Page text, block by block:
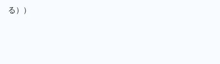
る））